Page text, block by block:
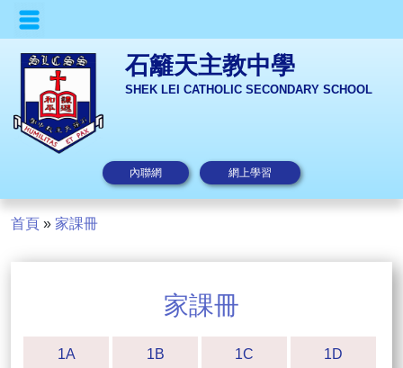
石籬天主教中學
SHEK LEI CATHOLIC SECONDARY SCHOOL
內聯網 網上學習
首頁 » 家課冊
家課冊
1A 1B 1C 1D